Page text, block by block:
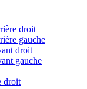
droit
gauche
droit
gauche
droit